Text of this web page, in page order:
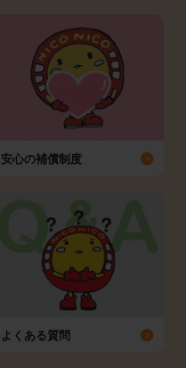
安心の補償制度
よくある質問